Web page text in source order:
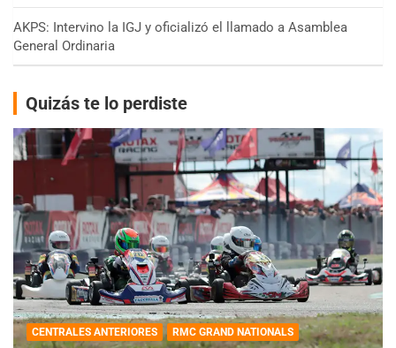
AKPS: Intervino la IGJ y oficializó el llamado a Asamblea
General Ordinaria
Quizás te lo perdiste
CENTRALES ANTERIORES RMC GRAND NATIONALS